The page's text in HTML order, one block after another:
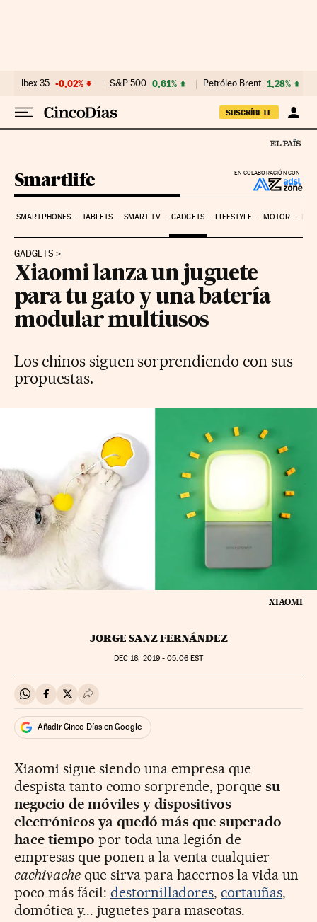
Ibex 35 -0,02% S&P 500 0,61% Petróleo Brent 1,28%
SUSCRÍBETE
EN COLABORACIÓN CON
Smartlife
SMARTPHONES TABLETS SMART TV GADGETS LIFESTYLE MOTOR
GADGETS
Xiaomi lanza un juguete
para tu gato y una batería
modular multiusos
Los chinos siguen sorprendiendo con sus
propuestas.
XIAOMI
JORGE SANZ FERNÁNDEZ
DEC 16, 2019 - 05:06EST
Compartir en Whatsapp
Compartir en Facebook
Compartir en Twitter
Desplegar Redes Sociales
Añadir Cinco Días en Google
Xiaomi sigue siendo una empresa que
despista tanto como sorprende, porquesu
negocio de móviles y dispositivos
electrónicos ya quedó más que superado
hace tiempo por toda una legión de
empresas que ponen a la venta cualquier
cachivacheque sirva para hacernos la vida un
poco más fácil: destornilladores,cortauñas,
domótica y... juguetes para mascotas.